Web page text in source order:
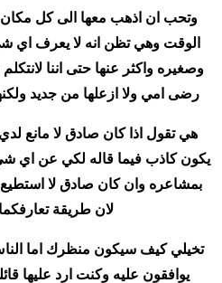
وتحب ان اذهب معها الى كل مكان
الوقت وهي تظن انه لا يعرف اي
وصغيره واكثر عنها حتى اننا
رضى امي ولا ازعلها من جديد
هي تقول اذا كان صادق لا مانع
يكون كاذب فيما قاله لكي عن اي
بمشاعره وان كان صادق لا
لان طريقة
تخيلي كيف سيكون منظرك اما
يوافقون عليه وكنت ارد عليها